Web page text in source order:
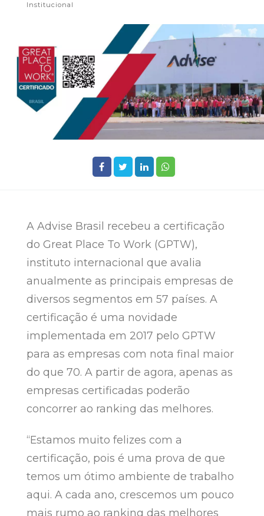
Institucional
A Advise Brasil recebeu a certificação
do Great Place To Work (GPTW),
instituto internacional que avalia
anualmente as principais empresas de
diversos segmentos em 57 países. A
certificação é uma novidade
implementada em 2017 pelo GPTW
para as empresas com nota final maior
do que 70. A partir de agora, apenas as
empresas certificadas poderão
concorrer ao ranking das melhores.
“Estamos muito felizes com a
certificação, pois é uma prova de que
temos um ótimo ambiente de trabalho
aqui. A cada ano, crescemos um pouco
mais rumo ao ranking das melhores